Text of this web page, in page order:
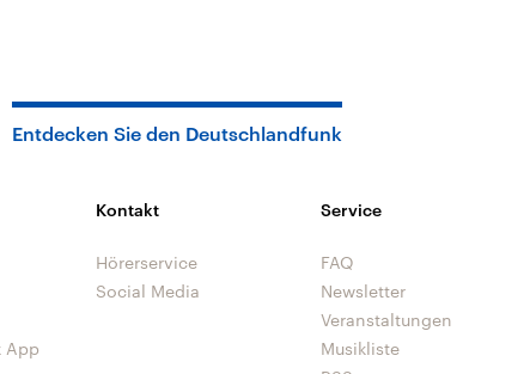
Entdecken Sie den Deutschlandfunk
App
Kontakt
Hörerservice
Social Media
Service
FAQ
Newsletter
Veranstaltungen
Musikliste